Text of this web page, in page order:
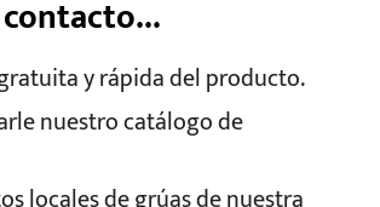
y rápida del producto.
nuestro catálogo de